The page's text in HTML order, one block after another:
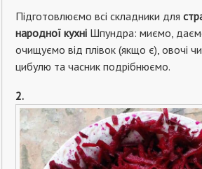
Підготовлюємо всі складники для
народної кухні Шпундра: миємо,
очищуємо від плівок (якщо є), овочі
цибулю та часник подрібнюємо.
2.